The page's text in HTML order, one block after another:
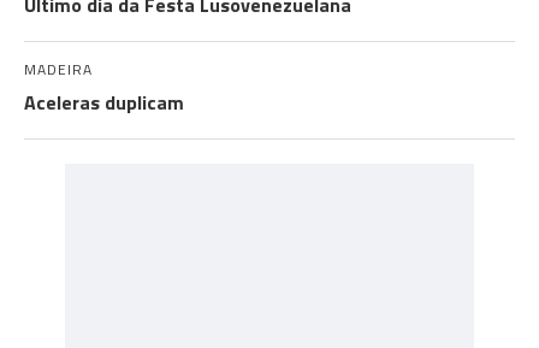
MADEIRA
Aceleras duplicam